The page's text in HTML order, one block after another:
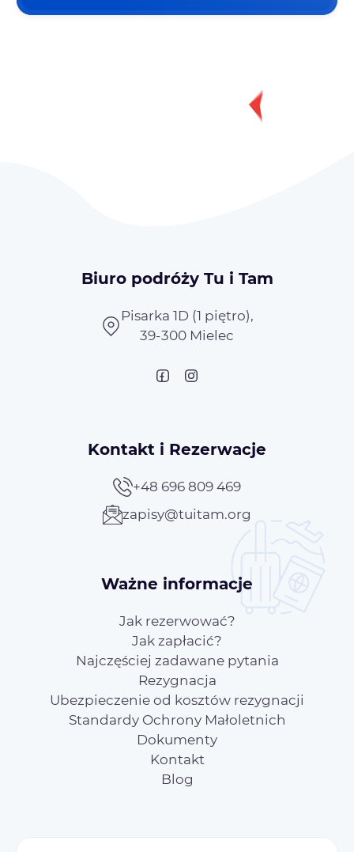
Biuro podróży Tu i Tam
Pisarka 1D (1 piętro),
39-300 Mielec
Kontakt i Rezerwacje
+48 696 809 469
zapisy@tuitam.org
Ważne informacje
Jak rezerwować?
Jak zapłacić?
Najczęściej zadawane pytania
Rezygnacja
Ubezpieczenie od kosztów rezygnacji
Standardy Ochrony Małoletnich
Dokumenty
Kontakt
Blog